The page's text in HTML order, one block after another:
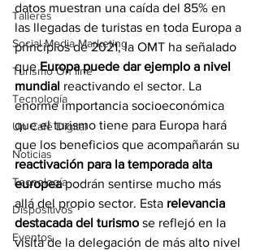
Talleres
Social Media Marketing
Turismo On line
Tecnología
Un Café Digital
Noticias
Tecnología
Dispositivos
Eventos
datos muestran una caída del 85% en
las llegadas de turistas en toda Europa a
principios de 2021, la OMT ha señalado
que Europa puede dar ejemplo a nivel
mundial reactivando el sector. La
enorme importancia socioeconómica
que el turismo tiene para Europa hará
que los beneficios que acompañarán su
reactivación para la temporada alta
europea podrán sentirse mucho más
allá del propio sector. Esta relevancia
destacada del turismo se reflejó en la
visita de la delegación de más alto nivel